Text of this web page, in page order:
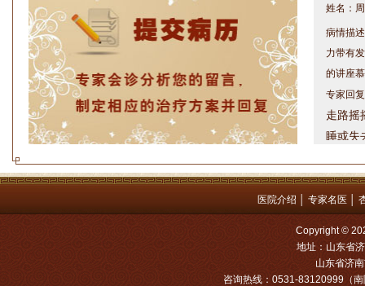
病情描
力带有
的讲座
专家回
走路摇
睡或失
问题都
方案，
是：
病情描
专家回
医院介绍 专家名医
Copyright ©
地址：山东省
山东省济南
咨询热线：0531-83120999（